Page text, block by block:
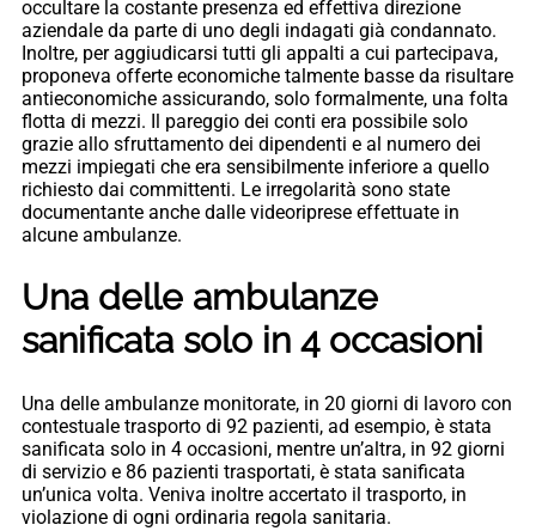
occultare la costante presenza ed effettiva direzione
aziendale da parte di uno degli indagati già condannato.
Inoltre, per aggiudicarsi tutti gli appalti a cui partecipava,
proponeva offerte economiche talmente basse da risultare
antieconomiche assicurando, solo formalmente, una folta
flotta di mezzi. Il pareggio dei conti era possibile solo
grazie allo sfruttamento dei dipendenti e al numero dei
mezzi impiegati che era sensibilmente inferiore a quello
richiesto dai committenti. Le irregolarità sono state
documentante anche dalle videoriprese effettuate in
alcune ambulanze.
Una delle ambulanze
sanificata solo in 4 occasioni
Una delle ambulanze monitorate, in 20 giorni di lavoro con
contestuale trasporto di 92 pazienti, ad esempio, è stata
sanificata solo in 4 occasioni, mentre un’altra, in 92 giorni
di servizio e 86 pazienti trasportati, è stata sanificata
un’unica volta. Veniva inoltre accertato il trasporto, in
violazione di ogni ordinaria regola sanitaria.